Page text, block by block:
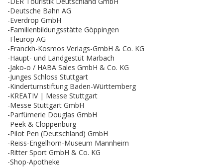
-Deutsche Bahn AG
-Everdrop GmbH
-Familienbildungsstätte Göppingen
-Fleurop AG
-Franckh-Kosmos Verlags-GmbH & Co. KG
-Haupt- und Landgestüt Marbach
-Jako-o / HABA Sales GmbH & Co. KG
-Junges Schloss Stuttgart
-Kinderturnstiftung Baden-Württemberg
-KREATIV | Messe Stuttgart
-Messe Stuttgart GmbH
-Parfümerie Douglas GmbH
-Peek & Cloppenburg
-Pilot Pen (Deutschland) GmbH
-Reiss-Engelhorn-Museum Mannheim
-Ritter Sport GmbH & Co. KG
-Shop-Apotheke